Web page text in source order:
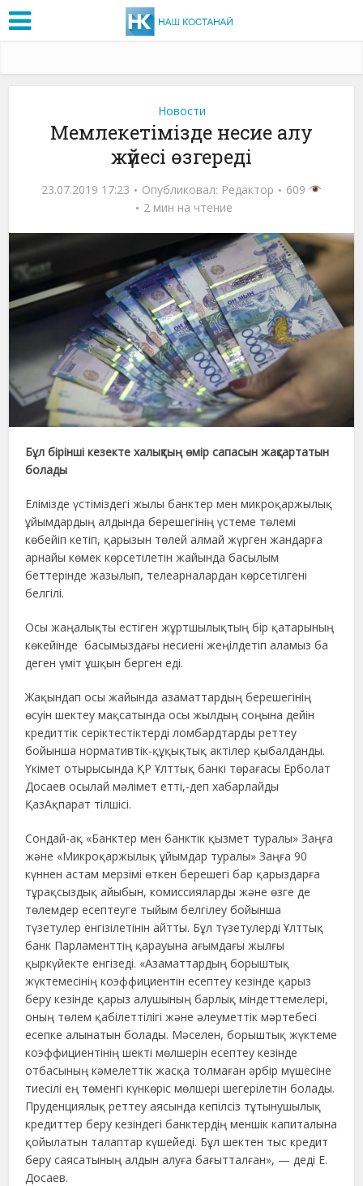
Новости
Мемлекетімізде несие алу
жүйесі өзгереді
23.07.2019 17:23 Опубликовал: Редактор
609
2 мин на чтение
Бұл бірінші кезекте халықтың өмір сапасын жақсартатын
болады
Елімізде үстіміздегі жылы банктер мен микроқаржылық
ұйымдардың алдында берешегінің үстеме төлемі
көбейіп кетіп, қарызын төлей алмай жүрген жандарға
арнайы көмек көрсетілетін жайында басылым
беттерінде жазылып, телеарналардан көрсетілгені
белгілі.
Осы жаңалықты естіген жұртшылықтың бір қатарының
көкейінде басымыздағы несиені жеңілдетіп аламыз ба
деген үміт ұшқын берген еді.
Жақындап осы жайында азаматтардың берешегінің
өсуін шектеу мақсатында осы жылдың соңына дейін
кредиттік серіктестіктерді ломбардтарды реттеу
бойынша нормативтік-құқықтық актілер қыбалданды.
Үкімет отырысында ҚР Ұлттық банкі төрағасы Ерболат
Досаев осылай мәлімет етті,-деп хабарлайды
ҚазАқпарат тілшісі.
Сондай-ақ «Банктер мен банктік қызмет туралы» Заңға
және «Микроқаржылық ұйымдар туралы» Заңға 90
күннен астам мерзімі өткен берешегі бар қарыздарға
тұрақсыздық айыбын, комиссияларды және өзге де
төлемдер есептеуге тыйым белгілеу бойынша
түзетулер енгізілетінін айтты. Бұл түзетулерді Ұлттық
банк Парламенттің қарауына ағымдағы жылғы
қыркүйекте енгізеді. «Азаматтардың борыштық
жүктемесінің коэффициентін есептеу кезінде қарыз
беру кезінде қарыз алушының барлық міндеттемелері,
оның төлем қабілеттілігі және әлеуметтік мәртебесі
есепке алынатын болады. Мәселен, борыштық жүктеме
коэффициентінің шекті мөлшерін есептеу кезінде
отбасының кәмелеттік жасқа толмаған әрбір мүшесіне
тиесілі ең төменгі күнкөріс мөлшері шегерілетін болады.
Пруденциялық реттеу аясында кепілсіз тұтынушылық
кредиттер беру кезіндегі банктердің меншік капиталына
қойылатын талаптар күшейеді. Бұл шектен тыс кредит
беру саясатының алдын алуға бағытталған», — деді Е.
Досаев.